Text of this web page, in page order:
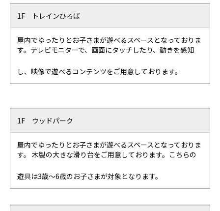
1F トレインひろば
屋内でゆったりとお子さまが遊べるスペースとなっておりま
す。テレビモニターで、画面にタッチしたり、動きを感知
し、映像で遊べるコンテンツをご用意しております。
1F ウッドパーク
屋内でゆったりとお子さまが遊べるスペースとなっておりま
す。 木製の大きな滑り台をご用意しております。こちらの
遊具は3歳～6歳のお子さまが対象となります。